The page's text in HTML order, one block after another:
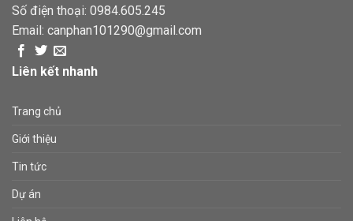
Số điện thoại: 0984.605.245
Email: canphan101290@gmail.com
Liên kết nhanh
Trang chủ
Giới thiệu
Tin tức
Dự án